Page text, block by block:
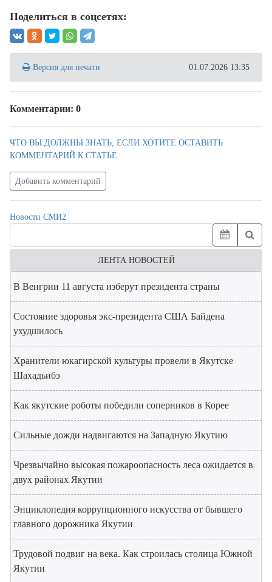
Поделиться в соцсетях:
Версия для печати 01.07.2026 13:35
Комментарии: 0
ЧТО ВЫ ДОЛЖНЫ ЗНАТЬ, ЕСЛИ ХОТИТЕ ОСТАВИТЬ
КОММЕНТАРИЙ К СТАТЬЕ
Добавить комментарий
Новости СМИ2
ЛЕНТА НОВОСТЕЙ
В Венгрии 11 августа изберут президента страны
Состояние здоровья экс-президента США Байдена
ухудшилось
Хранители юкагирской культуры провели в Якутске
Шахадьибэ
Как якутские роботы победили соперников в Корее
Сильные дожди надвигаются на Западную Якутию
Чрезвычайно высокая пожароопасность леса ожидается в
двух районах Якутии
Энциклопедия коррупционного искусства от бывшего
главного дорожника Якутии
Трудовой подвиг на века. Как строилась столица Южной
Якутии